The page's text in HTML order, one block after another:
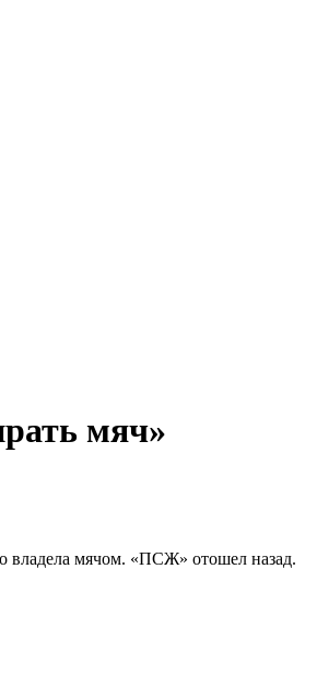
мяч»
владела мячом. «ПСЖ» отошел назад.